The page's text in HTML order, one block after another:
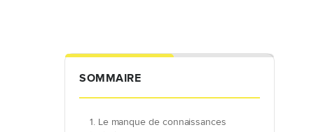
SOMMAIRE
1. Le manque de connaissances